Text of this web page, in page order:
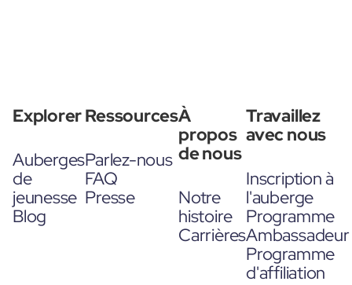
Explorer
Auberges
de
jeunesse
Blog
Ressources
Parlez-nous
FAQ
Presse
À
propos
de nous
Notre
histoire
Carrières
Travaillez
avec nous
Inscription à
l'auberge
Programme
Ambassadeur
Programme
d'affiliation